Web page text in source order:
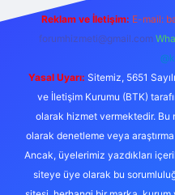
Reklam ve İletişim: E-mail:
forumhizmeti@gmail.com
Yasal Uyarı: Sitemiz, 5651
ve İletişim Kurumu (BTK)
olarak hizmet vermektedir.
olarak denetleme veya
Ancak, üyelerimiz yazdıkları
siteye üye olarak bu